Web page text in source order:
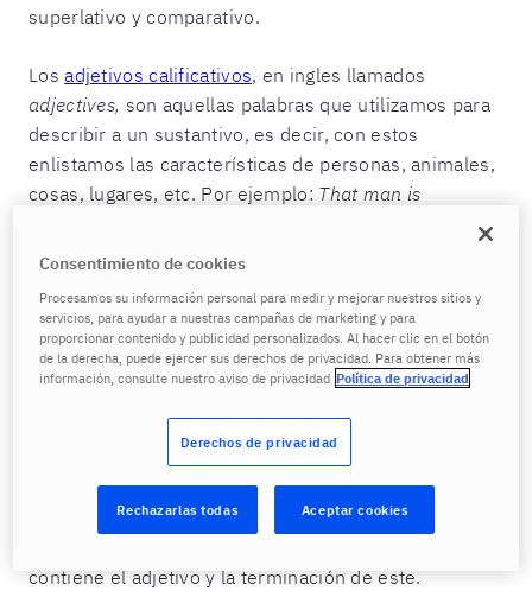
superlativo y comparativo.
Losadjetivos calificativos, en ingles llamados
adjectives, son aquellas palabras que utilizamos para
describir a un sustantivo, es decir, con estos
enlistamos las características de personas, animales,
cosas, lugares, etc. Por ejemplo: That man is
algunas formas especiales que podemos utilizar para
realizar una comparación.
formar estos tipos de adjetivos para comparar. Las
comparative adjectives
que estos usualmente terminan en –ER y son
seguidos de la palabra “
”, sin embargo, también
contiene el adjetivo y la terminación de este.
Consentimiento de cookies
Procesamos su información personal para medir y mejorar nuestros sitios y
servicios, para ayudar a nuestras campañas de marketing y para
proporcionar contenido y publicidad personalizados. Al hacer clic en el botón
de la derecha, puede ejercer sus derechos de privacidad. Para obtener más
información, consulte nuestro aviso de privacidad Política de privacidad
Derechos de privacidad
Rechazarlas todas Aceptar cookies